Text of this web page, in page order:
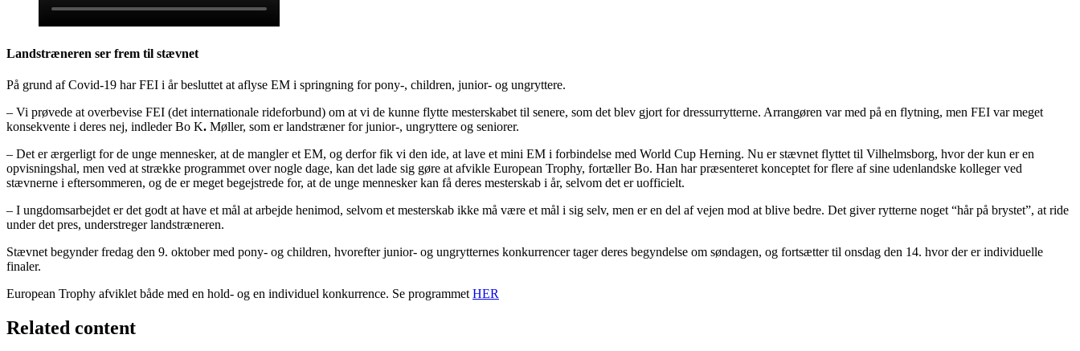
Landstræneren ser frem til stævnet
På grund af Covid-19 har FEI i år besluttet at aflyse EM i springning for pony-, children, junior- og ungryttere.
– Vi prøvede at overbevise FEI (det internationale rideforbund) om at vi de kunne flytte mesterskabet til senere, som det blev gjort for dressurrytterne. Arrangøren var med på en flytning, men FEI var meget
konsekvente i deres nej, indleder Bo K. Møller, som er landstræner for junior-, ungryttere og seniorer.
– Det er ærgerligt for de unge mennesker, at de mangler et EM, og derfor fik vi den ide, at lave et mini EM i forbindelse med World Cup Herning. Nu er stævnet flyttet til Vilhelmsborg, hvor der kun er en
opvisningshal, men ved at strække programmet over nogle dage, kan det lade sig gøre at afvikle European Trophy, fortæller Bo. Han har præsenteret konceptet for flere af sine udenlandske kolleger ved
stævnerne i eftersommeren, og de er meget begejstrede for, at de unge mennesker kan få deres mesterskab i år, selvom det er uofficielt.
– I ungdomsarbejdet er det godt at have et mål at arbejde henimod, selvom et mesterskab ikke må være et mål i sig selv, men er en del af vejen mod at blive bedre. Det giver rytterne noget “hår på brystet”, at ride
under det pres, understreger landstræneren.
Stævnet begynder fredag den 9. oktober med pony- og children, hvorefter junior- og ungrytternes konkurrencer tager deres begyndelse om søndagen, og fortsætter til onsdag den 14. hvor der er individuelle
finaler.
European Trophy afviklet både med en hold- og en individuel konkurrence. Se programmetHER
Related content